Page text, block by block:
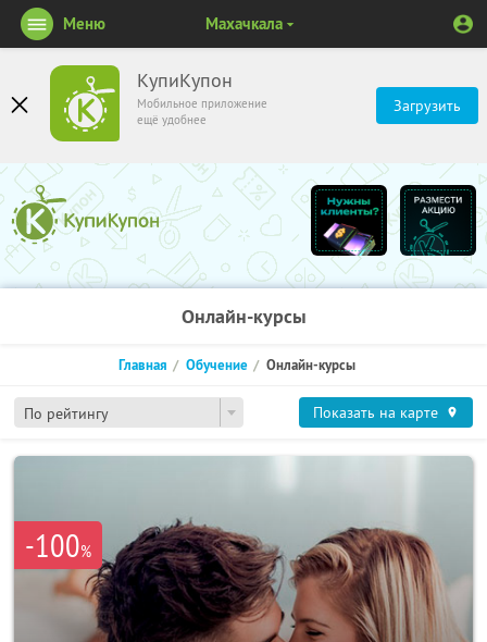
КупиКупон
Мобильное приложение
ещё удобнее
Загрузить
Меню Махачкала
Онлайн-курсы
По рейтингу
Главная Обучение Онлайн-курсы
Показать на карте
-100%